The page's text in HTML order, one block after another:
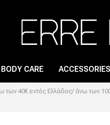
BODY CARE ACCESSORIES
40€ εντός Ελλάδος/ άνω των